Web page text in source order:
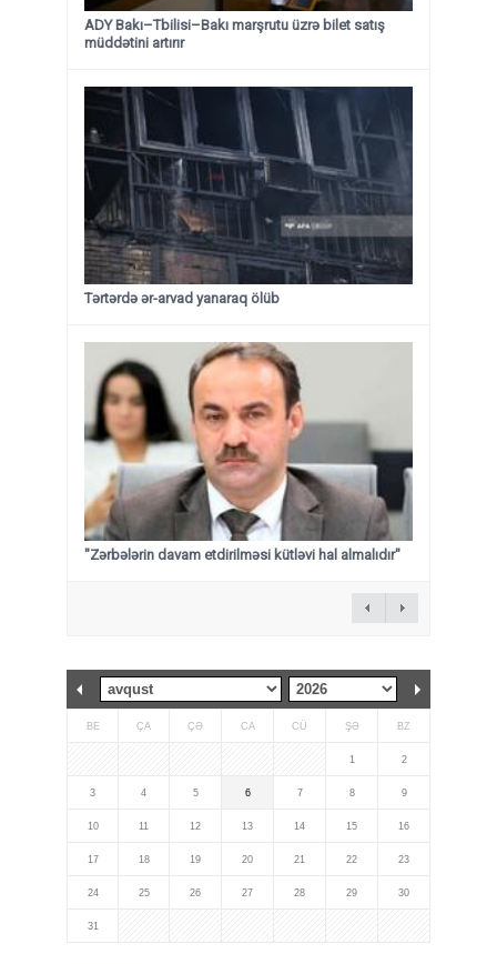
ADY Bakı–Tbilisi–Bakı marşrutu üzrə bilet satış
müddətini artırır
Tərtərdə ər-arvad yanaraq ölüb
"Zərbələrin davam etdirilməsi kütləvi hal almalıdır"
BE ÇA ÇƏ CA CÜ ŞƏ BZ
1 2
3 4 5 6 7 8 9
10 11 12 13 14 15 16
17 18 19 20 21 22 23
24 25 26 27 28 29 30
31